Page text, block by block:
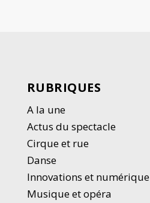
RUBRIQUES
A la une
Actus du spectacle
Cirque et rue
Danse
Innovations et numérique
Musique et opéra